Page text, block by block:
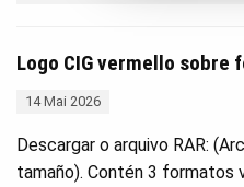
Logo CIG vermello sobre
14 Mai 2026
Descargar o arquivo RAR:
tamaño). Contén 3 formatos